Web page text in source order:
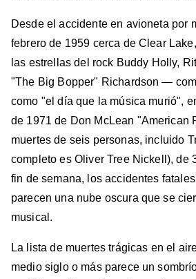
Desde el accidente en avioneta por
febrero de 1959 cerca de Clear
las estrellas del rock Buddy Holly,
"The Big Bopper" Richardson —
como "el día que la música murió",
de 1971 de Don McLean
muertes de seis personas, incluido
completo es Oliver Tree Nickell), de
fin de semana, los accidentes
parecen una nube oscura que se
musical.
La lista de muertes trágicas en el
medio siglo o más parece un